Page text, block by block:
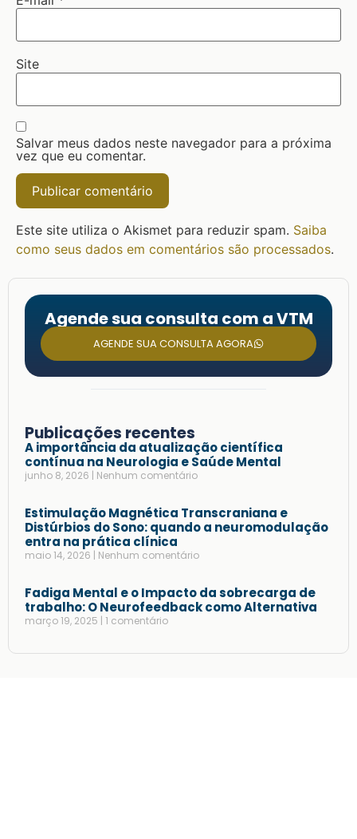
Site
Salvar meus dados neste navegador para a próxima
vez que eu comentar.
Este site utiliza o Akismet para reduzir spam. Saiba
como seus dados em comentários são processados.
Agende sua consulta com a VTM
AGENDE SUA CONSULTA AGORA
Publicações recentes
A importância da atualização científica
contínua na Neurologia e Saúde Mental
junho 8, 2026 Nenhum comentário
Estimulação Magnética Transcraniana e
Distúrbios do Sono: quando a neuromodulação
entra na prática clínica
maio 14, 2026 Nenhum comentário
Fadiga Mental e o Impacto da sobrecarga de
trabalho: O Neurofeedback como Alternativa
março 19, 2025 1 comentário